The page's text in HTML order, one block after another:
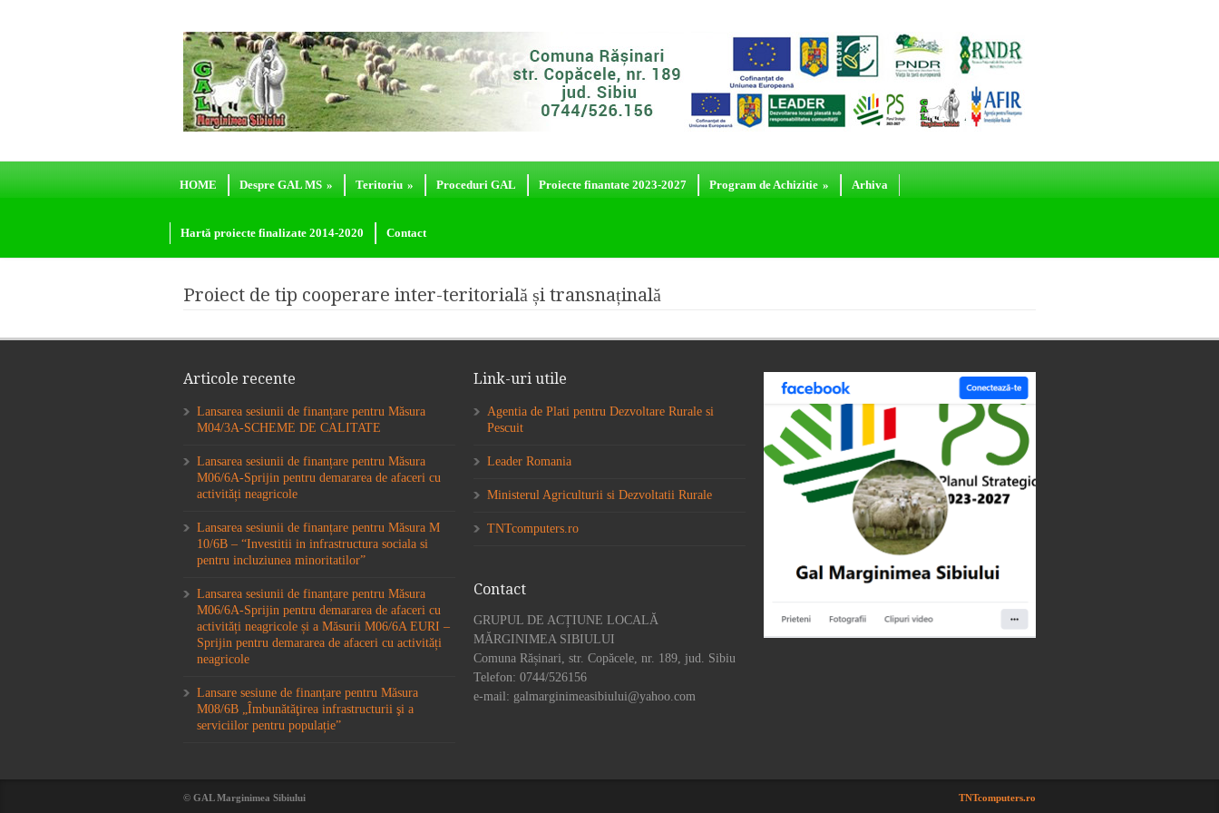
HOME Despre GAL MS » Teritoriu » Proceduri GAL Proiecte finantate 2023-2027 Program de Achizitie » Arhiva
Hartă proiecte finalizate 2014-2020 Contact
Proiect de tip cooperare inter-teritorială și transnaținală
Articole recente
Lansarea sesiunii de finanțare pentru Măsura
M04/3A-SCHEME DE CALITATE
Lansarea sesiunii de finanțare pentru Măsura
M06/6A-Sprijin pentru demararea de afaceri cu
activități neagricole
Lansarea sesiunii de finanțare pentru Măsura M
10/6B – “Investitii in infrastructura sociala si
pentru incluziunea minoritatilor”
Lansarea sesiunii de finanțare pentru Măsura
M06/6A-Sprijin pentru demararea de afaceri cu
activități neagricole și a Măsurii M06/6A EURI –
Sprijin pentru demararea de afaceri cu activități
neagricole
Lansare sesiune de finanțare pentru Măsura
M08/6B „Îmbunătăţirea infrastructurii şi a
serviciilor pentru populație”
Link-uri utile
Agentia de Plati pentru Dezvoltare Rurale si
Pescuit
Leader Romania
Ministerul Agriculturii si Dezvoltatii Rurale
TNTcomputers.ro
Contact
GRUPUL DE ACȚIUNE LOCALĂ
MĂRGINIMEA SIBIULUI
Comuna Rășinari, str. Copăcele, nr. 189, jud. Sibiu
Telefon: 0744/526156
e-mail: galmarginimeasibiului@yahoo.com
© GAL Marginimea Sibiului TNTcomputers.ro